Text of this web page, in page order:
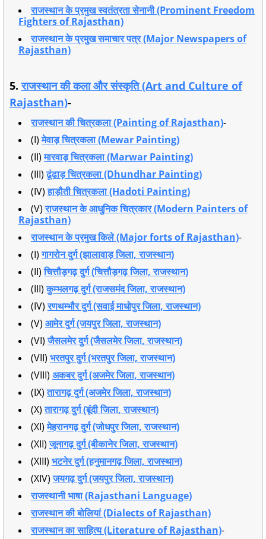
राजस्थान के प्रमुख स्वतंत्रता सेनानी (Prominent Freedom
Fighters of Rajasthan)
राजस्थान के प्रमुख समाचार पत्र (Major Newspapers of
Rajasthan)
5.राजस्थान की कला और संस्कृति (Art and Culture of
Rajasthan)-
राजस्थान की चित्रकला (Painting of Rajasthan)-
(I)मेवाड़ चित्रकला (Mewar Painting)
(II)मारवाड़ चित्रकला (Marwar Painting)
(III)ढूंढाड़ चित्रकला (Dhundhar Painting)
(IV)हाड़ौती चित्रकला (Hadoti Painting)
(V)राजस्थान के आधुनिक चित्रकार (Modern Painters of
Rajasthan)
राजस्थान के प्रमुख किले (Major forts of Rajasthan)-
(I)गागरोन दुर्ग (झालावाड़ जिला, राजस्थान)
(II)चित्तौड़गढ़ दुर्ग (चित्तौड़गढ़ जिला, राजस्थान)
(III)कुम्भलगढ़ दुर्ग (राजसमंद जिला, राजस्थान)
(IV)रणथम्भौर दुर्ग (सवाई माधोपुर जिला, राजस्थान)
(V) आमेर दुर्ग (जयपुर जिला, राजस्थान)
(VI)जैसलमेर दुर्ग (जैसलमेर जिला, राजस्थान)
(VII) भरतपुर दुर्ग (भरतपुर जिला, राजस्थान)
(VIII) अकबर दुर्ग (अजमेर जिला, राजस्थान)
(IX)तारागढ़ दुर्ग (अजमेर जिला, राजस्थान)
(X)तारागढ़ दुर्ग (बूंदी जिला, राजस्थान)
(XI)मेहरानगढ़ दुर्ग (जोधपुर जिला, राजस्थान)
(XII)जूनागढ़ दुर्ग (बीकानेर जिला, राजस्थान)
(XIII) भटनेर दुर्ग (हनुमानगढ़ जिला, राजस्थान)
(XIV)जयगढ़ दुर्ग (जयपुर जिला, राजस्थान)
राजस्थानी भाषा (Rajasthani Language)
राजस्थान की बोलियां (Dialects of Rajasthan)
राजस्थान का साहित्य (Literature of Rajasthan)-